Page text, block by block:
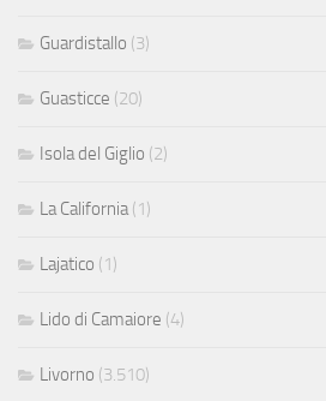
Guardistallo (3)
Guasticce (20)
Isola del Giglio (2)
La California (1)
Lajatico (1)
Lido di Camaiore (4)
Livorno (3.510)